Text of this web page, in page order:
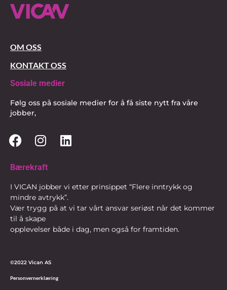
OM OSS
KONTAKT OSS
Sosiale medier
Følg oss på sosiale medier for å få siste nytt fra våre
jobber,
Bærekraft
I VICAN jobber vi etter prinsippet “Flere inntrykk og
mindre avtrykk”.
Vær trygg på at vi tar vårt ansvar seriøst når det kommer
til å skape
opplevelser både i dag, men også for framtiden.
©2022 Vican AS
Personvernerklæring